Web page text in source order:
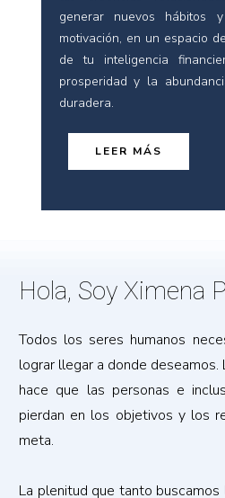
generar nuevos hábitos
motivación, en un espacio
de tu inteligencia
prosperidad y la
duradera.
LEER MÁS
Hola, Soy Ximena
Todos los seres humanos
lograr llegar a donde
hace que las personas e
pierdan en los objetivos y los
meta.
La plenitud que tanto